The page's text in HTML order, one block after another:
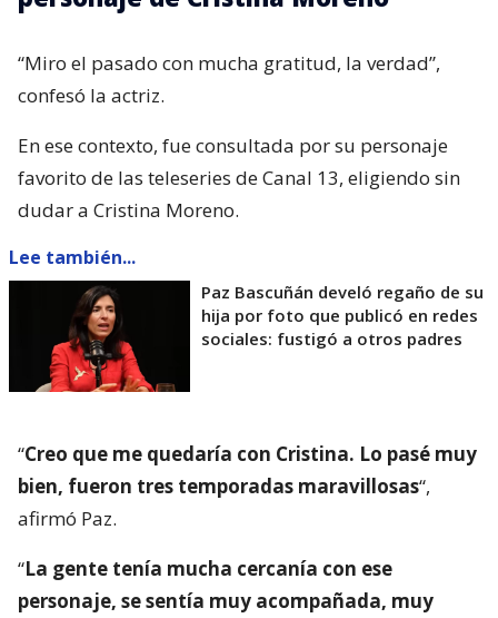
“Miro el pasado con mucha gratitud, la verdad”,
confesó la actriz.
En ese contexto, fue consultada por su personaje
favorito de las teleseries de Canal 13, eligiendo sin
dudar a Cristina Moreno.
Lee también...
Paz Bascuñán develó regaño de su
hija por foto que publicó en redes
sociales: fustigó a otros padres
“Creo que me quedaría con Cristina. Lo pasé muy
bien, fueron tres temporadas maravillosas“,
afirmó Paz.
“La gente tenía mucha cercanía con ese
personaje, se sentía muy acompañada, muy